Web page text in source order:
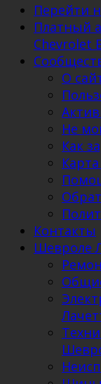
Перейти
Платный
Chevrolet
О
Не
Как
Контакты
Шевроле